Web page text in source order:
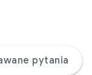
pytania